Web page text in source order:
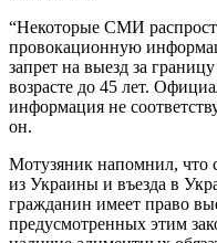
“Некоторые СМИ
провокационную
запрет на выезд за
возрасте до 45 лет.
информация не
он.
Мотузяник напомнил, что
из Украины и въезда в
гражданин имеет право
предусмотренных этим